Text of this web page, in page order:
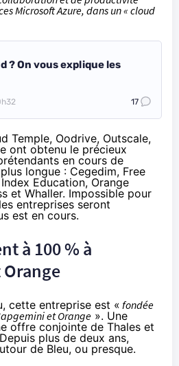
Microsoft Azure, dans un « cloud
? On vous explique les
17
Temple, Oodrive, Outscale,
ont obtenu le précieux
en cours de
longue : Cegedim, Free
Education, Orange
et Whaller. Impossible pour
entreprises seront
est en cours.
à 100 % à
cette entreprise est « fondée
et Orange ». Une
offre conjointe de Thales et
plus de deux ans,
de Bleu, ou presque.